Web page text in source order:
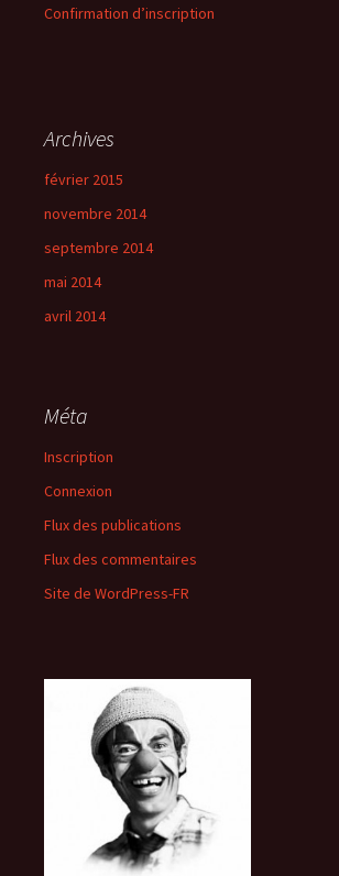
Confirmation d’inscription
Archives
février 2015
novembre 2014
septembre 2014
mai 2014
avril 2014
Méta
Inscription
Connexion
Flux des publications
Flux des commentaires
Site de WordPress-FR